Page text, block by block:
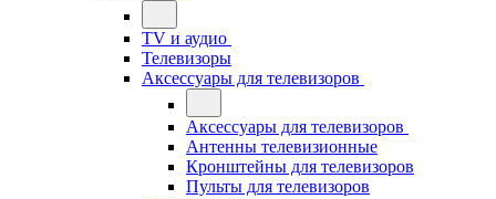
TV и аудио
Телевизоры
Аксессуары для телевизоров
Аксессуары для телевизоров
Антенны телевизионные
Кронштейны для телевизоров
Пульты для телевизоров